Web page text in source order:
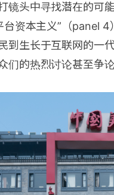
镜头中寻找潜在的可
台资本主义”（panel
到生长于互联网的一
们的热烈讨论甚至争